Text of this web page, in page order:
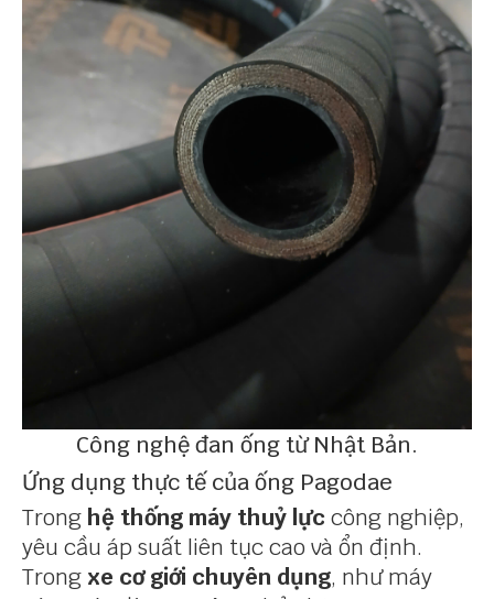
Công nghệ đan ống từ Nhật Bản.
Ứng dụng thực tế của ống Pagodae
Trong hệ thống máy thuỷ lựccông nghiệp,
yêu cầu áp suất liên tục cao và ổn định.
Trong xe cơ giới chuyên dụng, như máy